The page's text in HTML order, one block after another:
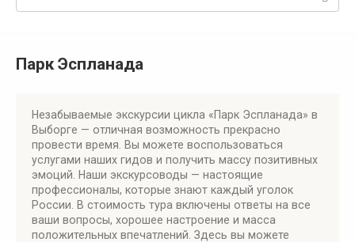
Парк Эспланада
Незабываемые экскурсии цикла «Парк Эспланада» в
Выборге — отличная возможность прекрасно
провести время. Вы можете воспользоваться
услугами наших гидов и получить массу позитивных
эмоций. Наши экскурсоводы — настоящие
профессионалы, которые знают каждый уголок
России. В стоимость тура включены ответы на все
ваши вопросы, хорошее настроение и масса
положительных впечатлений. Здесь вы можете